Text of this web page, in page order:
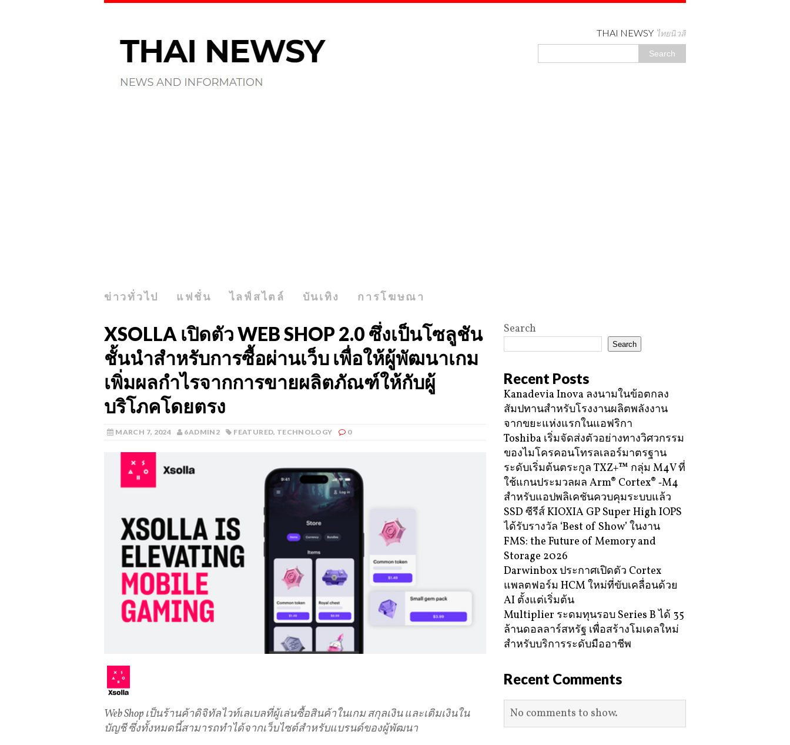
THAI NEWSY ไทยนิวสี่
ข่าวทั่วไป แฟชั่น ไลฟ์สไตล์ บันเทิง การโฆษณา
XSOLLA เปิดตัว WEB SHOP 2.0 ซึ่งเป็นโซลูชัน
ชั้นนำสำหรับการซื้อผ่านเว็บ เพื่อให้ผู้พัฒนาเกม
เพิ่มผลกำไรจากการขายผลิตภัณฑ์ให้กับผู้
บริโภคโดยตรง
MARCH 7, 2024 6ADMIN2 FEATURED, TECHNOLOGY 0
Web Shop เป็นร้านค้าดิจิทัลไวท์เลเบลที่ผู้เล่นซื้อสินค้าในเกม สกุลเงิน และเติมเงินใน
บัญชี ซึ่งทั้งหมดนี้สามารถทำได้จากเว็บไซต์สำหรับแบรนด์ของผู้พัฒนา
Search
Search
Recent Posts
Kanadevia Inova ลงนามในข้อตกลง
สัมปทานสำหรับโรงงานผลิตพลังงาน
จากขยะแห่งแรกในแอฟริกา
Toshiba เริ่มจัดส่งตัวอย่างทางวิศวกรรม
ของไมโครคอนโทรลเลอร์มาตรฐาน
ระดับเริ่มต้นตระกูล TXZ+™ กลุ่ม M4V ที่
ใช้แกนประมวลผล Arm® Cortex® ‑M4
สำหรับแอปพลิเคชันควบคุมระบบแล้ว
SSD ซีรีส์ KIOXIA GP Super High IOPS
ได้รับรางวัล ‘Best of Show’ ในงาน
FMS: the Future of Memory and
Storage 2026
Darwinbox ประกาศเปิดตัว Cortex
แพลตฟอร์ม HCM ใหม่ที่ขับเคลื่อนด้วย
AI ตั้งแต่เริ่มต้น
Multiplier ระดมทุนรอบ Series B ได้ 35
ล้านดอลลาร์สหรัฐ เพื่อสร้างโมเดลใหม่
สำหรับบริการระดับมืออาชีพ
Recent Comments
No comments to show.